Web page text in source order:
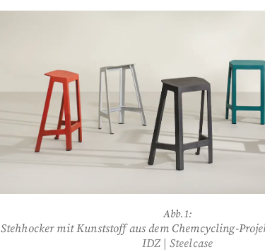
Abb.1:
Stehhocker mit Kunststoff aus dem Chemcycling-
IDZ | Steelcase